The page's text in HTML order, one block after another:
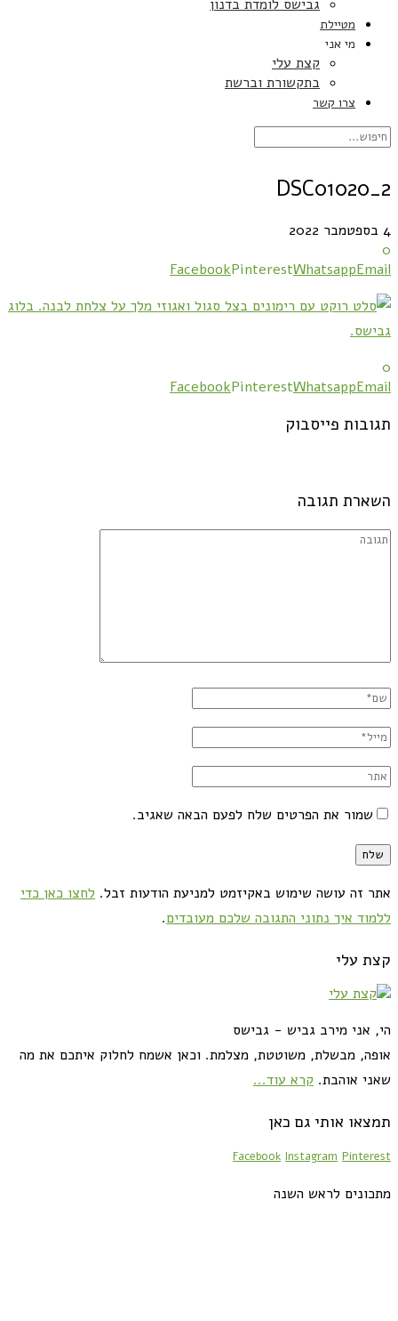
גבישס לומדת בדנון
מטיילת
מי אני
קצת עלי
בתקשורת וברשת
צרו קשר
DSC01020_2
4 בספטמבר 2022
0
FacebookPinterestWhatsappEmail
0
FacebookPinterestWhatsappEmail
תגובות פייסבוק
השארת תגובה
שמור את הפרטים שלח לפעם הבאה שאגיב.
אתר זה עושה שימוש באקיזמט למניעת הודעות זבל. לחצו כאן כדי
ללמוד איך נתוני התגובה שלכם מעובדים.
קצת עלי
הי, אני מירב גביש - גבישס
אופה, מבשלת, משוטטת, מצלמת. וכאן אשמח לחלוק איתכם את מה
שאני אוהבת. קרא עוד...
תמצאו אותי גם כאן
Facebook Instagram Pinterest
מתכונים לראש השנה